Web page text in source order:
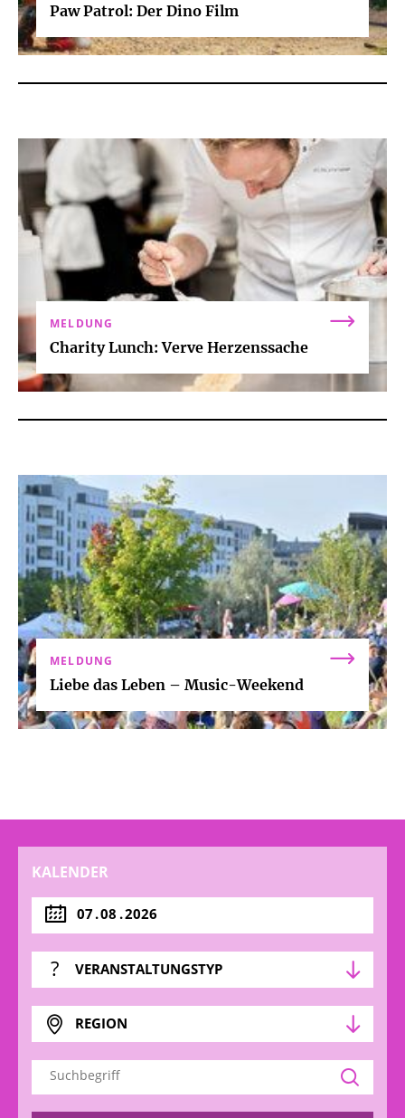
Paw Patrol: Der Dino Film
MELDUNG
Charity Lunch: Verve Herzenssache
MELDUNG
Liebe das Leben – Music-Weekend
KALENDER
. .
VERANSTALTUNGSTYP
REGION